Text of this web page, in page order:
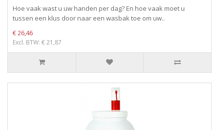
Hoe vaak wast u uw handen per dag? En hoe vaak moet u
tussen een klus door naar een wasbak toe om uw..
€ 26,46
Excl. BTW: € 21,87